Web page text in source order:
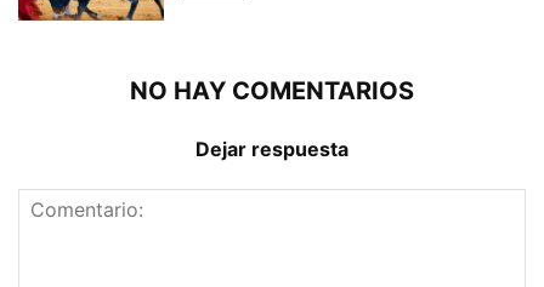
NO HAY COMENTARIOS
Dejar respuesta